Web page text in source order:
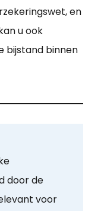
en
u ook
bijstand binnen
door de
voor